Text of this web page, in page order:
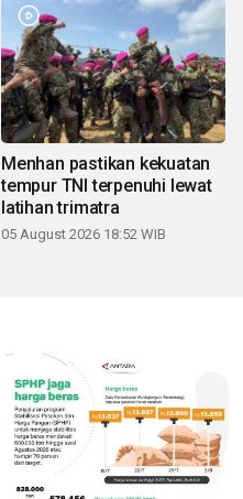
Menhan pastikan kekuatan
tempur TNI terpenuhi lewat
latihan trimatra
05 August 2026 18:52 WIB